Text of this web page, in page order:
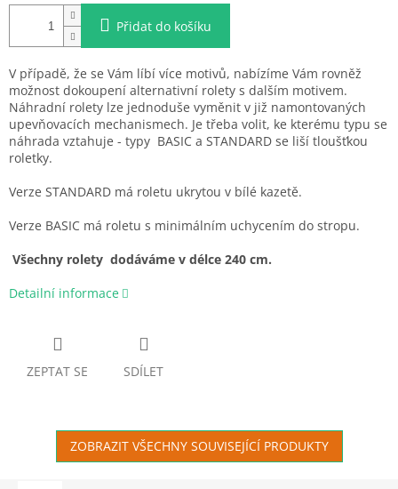
Přidat do košíku
V případě, že se Vám líbí více motivů, nabízíme Vám rovněž
možnost dokoupení alternativní rolety s dalším motivem.
Náhradní rolety lze jednoduše vyměnit v již namontovaných
upevňovacích mechanismech. Je třeba volit, ke kterému typu se
náhrada vztahuje - typy BASIC a STANDARD se liší tloušťkou
roletky.
Verze STANDARD má roletu ukrytou v bílé kazetě.
Verze BASIC má roletu s minimálním uchycením do stropu.
Všechny rolety dodáváme v délce 240 cm.
Detailní informace
ZEPTAT SE SDÍLET
ZOBRAZIT VŠECHNY SOUVISEJÍCÍ PRODUKTY